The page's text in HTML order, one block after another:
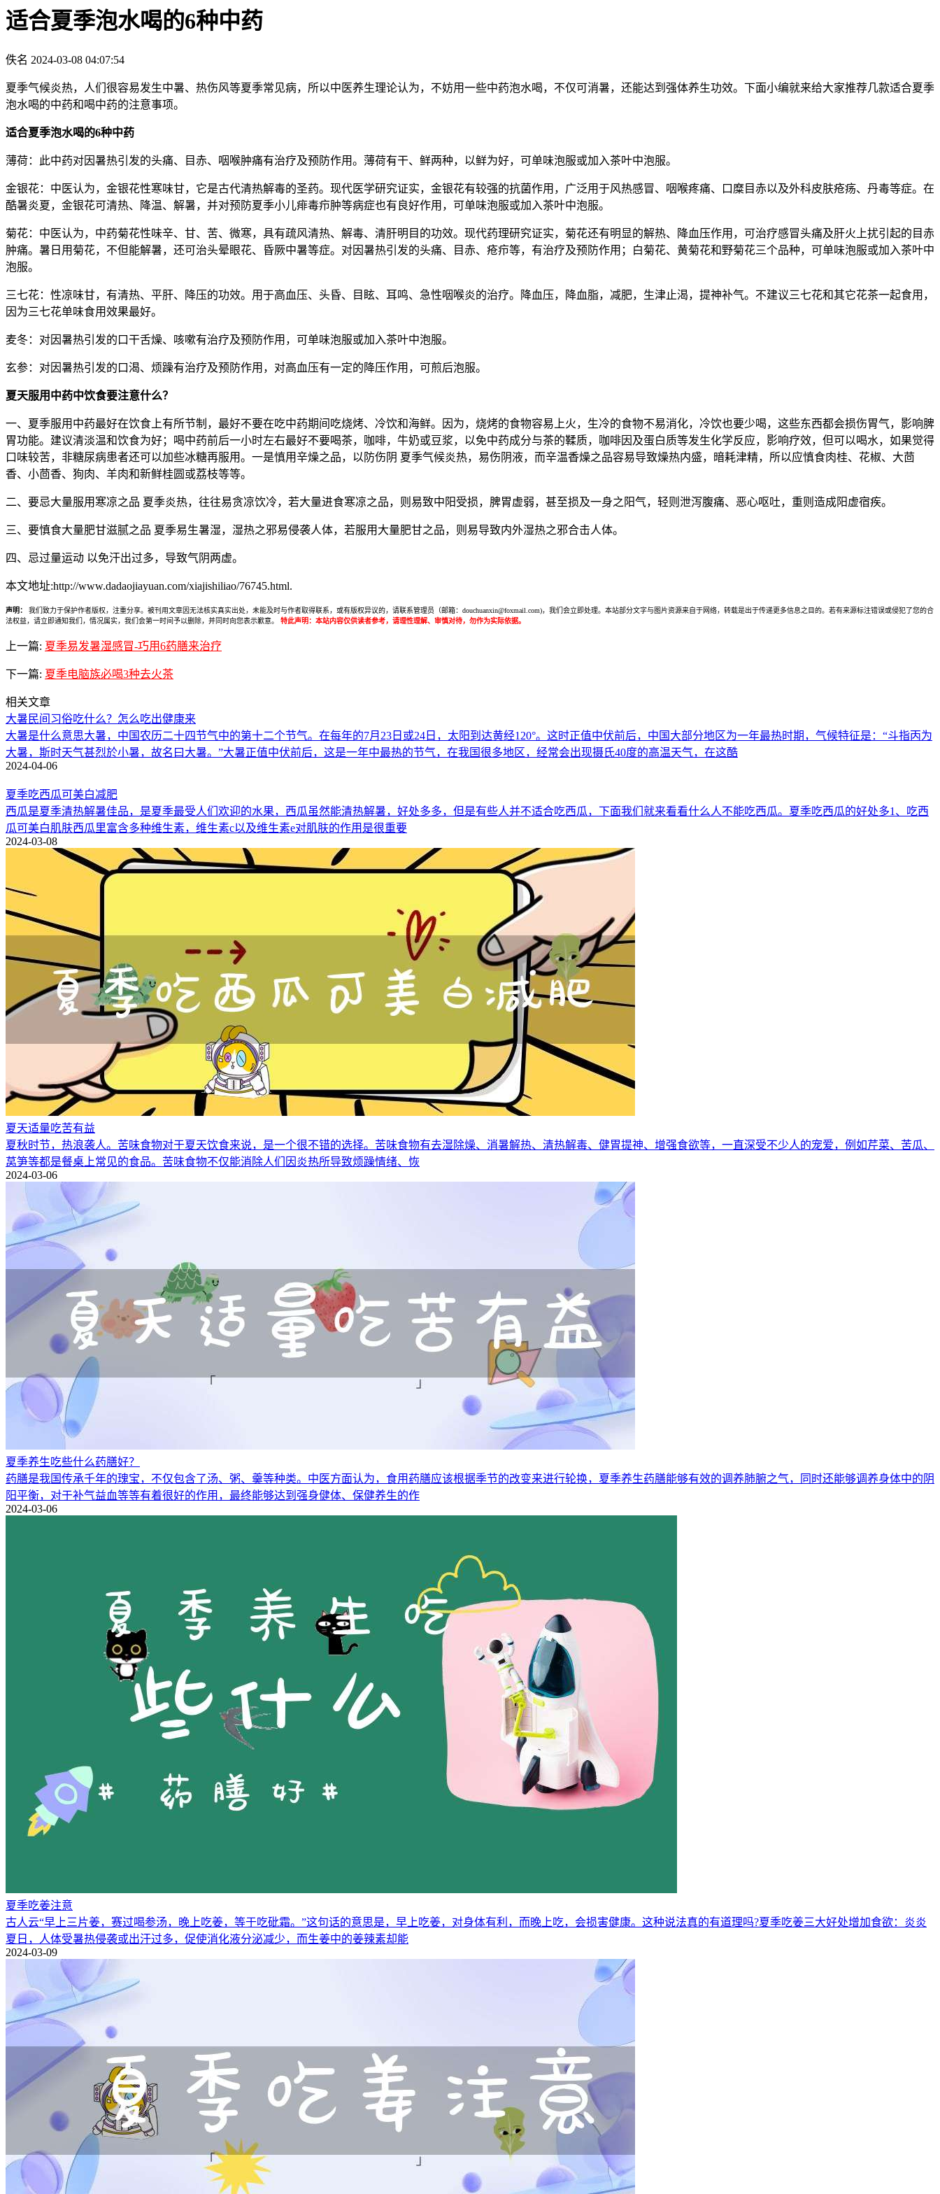
适合夏季泡水喝的6种中药
佚名 2024-03-08 04:07:54
夏季气候炎热，人们很容易发生中暑、热伤风等夏季常见病，所以中医养生理论认为，不妨用一些中药泡水喝，不仅可消暑，还能达到强体养生功效。下面小编就来给大家推荐几款适合夏季
泡水喝的中药和喝中药的注意事项。
适合夏季泡水喝的6种中药
薄荷：此中药对因暑热引发的头痛、目赤、咽喉肿痛有治疗及预防作用。薄荷有干、鲜两种，以鲜为好，可单味泡服或加入茶叶中泡服。
金银花：中医认为，金银花性寒味甘，它是古代清热解毒的圣药。现代医学研究证实，金银花有较强的抗菌作用，广泛用于风热感冒、咽喉疼痛、口糜目赤以及外科皮肤疮疡、丹毒等症。在
酷暑炎夏，金银花可清热、降温、解暑，并对预防夏季小儿痱毒疖肿等病症也有良好作用，可单味泡服或加入茶叶中泡服。
菊花：中医认为，中药菊花性味辛、甘、苦、微寒，具有疏风清热、解毒、清肝明目的功效。现代药理研究证实，菊花还有明显的解热、降血压作用，可治疗感冒头痛及肝火上扰引起的目赤
肿痛。暑日用菊花，不但能解暑，还可治头晕眼花、昏厥中暑等症。对因暑热引发的头痛、目赤、疮疖等，有治疗及预防作用；白菊花、黄菊花和野菊花三个品种，可单味泡服或加入茶叶中
泡服。
三七花：性凉味甘，有清热、平肝、降压的功效。用于高血压、头昏、目眩、耳鸣、急性咽喉炎的治疗。降血压，降血脂，减肥，生津止渴，提神补气。不建议三七花和其它花茶一起食用，
因为三七花单味食用效果最好。
麦冬：对因暑热引发的口干舌燥、咳嗽有治疗及预防作用，可单味泡服或加入茶叶中泡服。
玄参：对因暑热引发的口渴、烦躁有治疗及预防作用，对高血压有一定的降压作用，可煎后泡服。
夏天服用中药中饮食要注意什么？
一、夏季服用中药最好在饮食上有所节制，最好不要在吃中药期间吃烧烤、冷饮和海鲜。因为，烧烤的食物容易上火，生冷的食物不易消化，冷饮也要少喝，这些东西都会损伤胃气，影响脾
胃功能。建议清淡温和饮食为好；喝中药前后一小时左右最好不要喝茶，咖啡，牛奶或豆浆，以免中药成分与茶的鞣质，咖啡因及蛋白质等发生化学反应，影响疗效，但可以喝水，如果觉得
口味较苦，非糖尿病患者还可以加些冰糖再服用。一是慎用辛燥之品，以防伤阴 夏季气候炎热，易伤阴液，而辛温香燥之品容易导致燥热内盛，暗耗津精，所以应慎食肉桂、花椒、大茴
香、小茴香、狗肉、羊肉和新鲜桂圆或荔枝等等。
二、要忌大量服用寒凉之品 夏季炎热，往往易贪凉饮冷，若大量进食寒凉之品，则易致中阳受损，脾胃虚弱，甚至损及一身之阳气，轻则泄泻腹痛、恶心呕吐，重则造成阳虚宿疾。
三、要慎食大量肥甘滋腻之品 夏季易生暑湿，湿热之邪易侵袭人体，若服用大量肥甘之品，则易导致内外湿热之邪合击人体。
四、忌过量运动 以免汗出过多，导致气阴两虚。
本文地址:http://www.dadaojiayuan.com/xiajishiliao/76745.html.
声明：
我们致力于保护作者版权，注重分享。被刊用文章因无法核实真实出处，未能及时与作者取得联系，或有版权异议的，请联系管理员（邮箱：douchuanxin@foxmail.com)，我们会立即处理。本站部分文字与图片资源来自于网络，转载是出于传递更多信息之目的。若有来源标注错误或侵犯了您的合
法权益，请立即通知我们，情况属实，我们会第一时间予以删除，并同时向您表示歉意。
特此声明：本站内容仅供读者参考，请理性理解、审慎对待，勿作为实际依据。
上一篇: 夏季易发暑湿感冒-巧用6药膳来治疗
下一篇: 夏季电脑族必喝3种去火茶
相关文章
大暑民间习俗吃什么？怎么吃出健康来
大暑是什么意思大暑，中国农历二十四节气中的第十二个节气。在每年的7月23日或24日，太阳到达黄经120°。这时正值中伏前后，中国大部分地区为一年最热时期，气候特征是：“斗指丙为
大暑，斯时天气甚烈於小暑，故名曰大暑。”大暑正值中伏前后，这是一年中最热的节气，在我国很多地区，经常会出现摄氏40度的高温天气，在这酷
2024-04-06
夏季吃西瓜可美白减肥
西瓜是夏季清热解暑佳品，是夏季最受人们欢迎的水果，西瓜虽然能清热解暑，好处多多，但是有些人并不适合吃西瓜，下面我们就来看看什么人不能吃西瓜。夏季吃西瓜的好处多1、吃西
瓜可美白肌肤西瓜里富含多种维生素，维生素c以及维生素e对肌肤的作用是很重要
2024-03-08
夏天适量吃苦有益
夏秋时节，热浪袭人。苦味食物对于夏天饮食来说，是一个很不错的选择。苦味食物有去湿除燥、消暑解热、清热解毒、健胃提神、增强食欲等，一直深受不少人的宠爱，例如芹菜、苦瓜、
莴笋等都是餐桌上常见的食品。苦味食物不仅能消除人们因炎热所导致烦躁情绪、恢
2024-03-06
夏季养生吃些什么药膳好？
药膳是我国传承千年的瑰宝，不仅包含了汤、粥、羹等种类。中医方面认为，食用药膳应该根据季节的改变来进行轮换，夏季养生药膳能够有效的调养肺腑之气，同时还能够调养身体中的阴
阳平衡，对于补气益血等等有着很好的作用，最终能够达到强身健体、保健养生的作
2024-03-06
夏季吃姜注意
古人云“早上三片姜，赛过喝参汤，晚上吃姜，等于吃砒霜。”这句话的意思是，早上吃姜，对身体有利，而晚上吃，会损害健康。这种说法真的有道理吗?夏季吃姜三大好处增加食欲：炎炎
夏日，人体受暑热侵袭或出汗过多，促使消化液分泌减少，而生姜中的姜辣素却能
2024-03-09